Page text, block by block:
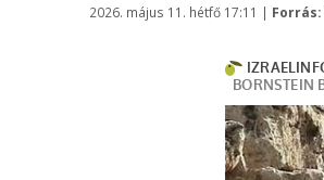
2026. május 11. hétfő 17:11 | Forrás: